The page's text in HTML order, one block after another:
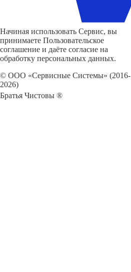
Начиная использовать Сервис, вы
принимаете Пользовательское
соглашение и даёте согласие на
обработку персональных данных.
© ООО «Сервисные Системы» (2016-
2026)
Братья Чистовы ®